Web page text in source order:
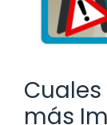
más